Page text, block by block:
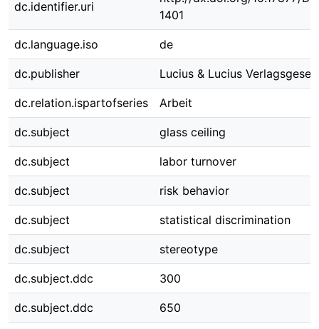
dc.identifier.uri
1401
dc.language.iso de
dc.publisher Lucius & Lucius
dc.relation.ispartofseries Arbeit
dc.subject glass ceiling
dc.subject labor turnover
dc.subject risk behavior
dc.subject statistical discrimination
dc.subject stereotype
dc.subject.ddc 300
dc.subject.ddc 650